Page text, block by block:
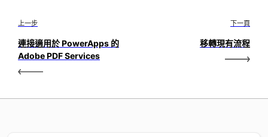
上一步
連接適用於 PowerApps 的
Adobe PDF Services
下一頁
移轉現有流程